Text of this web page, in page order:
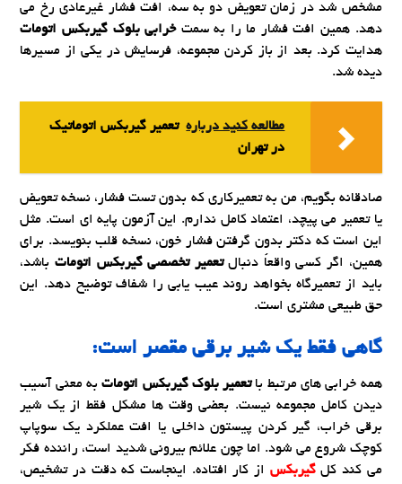
مشخص شد در زمان تعویض دو به سه، افت فشار غیرعادی رخ می
دهد. همین افت فشار ما را به سمتخرابی بلوک گیربکس اتومات
هدایت کرد. بعد از باز کردن مجموعه، فرسایش در یکی از مسیرها
دیده شد.
مطالعه کنید درباره‌ تعمیر گیربکس اتوماتیک
در تهران
صادقانه بگویم، من به تعمیرکاری که بدون تست فشار، نسخه تعویض
یا تعمیر می پیچد، اعتماد کامل ندارم. این آزمون پایه ای است. مثل
این است که دکتر بدون گرفتن فشار خون، نسخه قلب بنویسد. برای
همین، اگر کسی واقعاً دنبالتعمیر تخصصی گیربکس اتومات باشد،
باید از تعمیرگاه بخواهد روند عیب یابی را شفاف توضیح دهد. این
حق طبیعی مشتری است.
گاهی فقط یک شیر برقی مقصر است:
همه خرابی های مرتبط باتعمیر بلوک گیربکس اتوماتبه معنی آسیب
دیدن کامل مجموعه نیست. بعضی وقت ها مشکل فقط از یک شیر
برقی خراب، گیر کردن پیستون داخلی یا افت عملکرد یک سوپاپ
کوچک شروع می شود. اما چون علائم بیرونی شدید است، راننده فکر
می کند کلگیربکس از کار افتاده. اینجاست که دقت در تشخیص،